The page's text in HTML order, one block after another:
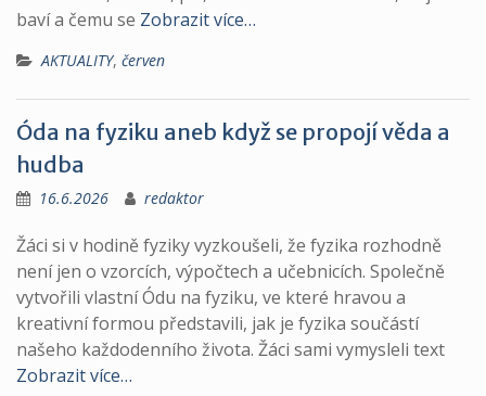
baví a čemu se Zobrazit více…
AKTUALITY, červen
Óda na fyziku aneb když se propojí věda a
hudba
16.6.2026 redaktor
Žáci si v hodině fyziky vyzkoušeli, že fyzika rozhodně
není jen o vzorcích, výpočtech a učebnicích. Společně
vytvořili vlastní Ódu na fyziku, ve které hravou a
kreativní formou představili, jak je fyzika součástí
našeho každodenního života. Žáci sami vymysleli text
Zobrazit více…